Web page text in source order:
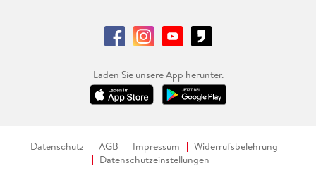
Laden Sie unsere App herunter.
Datenschutz AGB Impressum
Widerrufsbelehrung
Datenschutzeinstellungen